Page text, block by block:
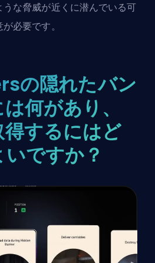
な脅威が近くに潜んでいる可
必要です。
の隠れたバン
何があり、
するにはど
ですか？